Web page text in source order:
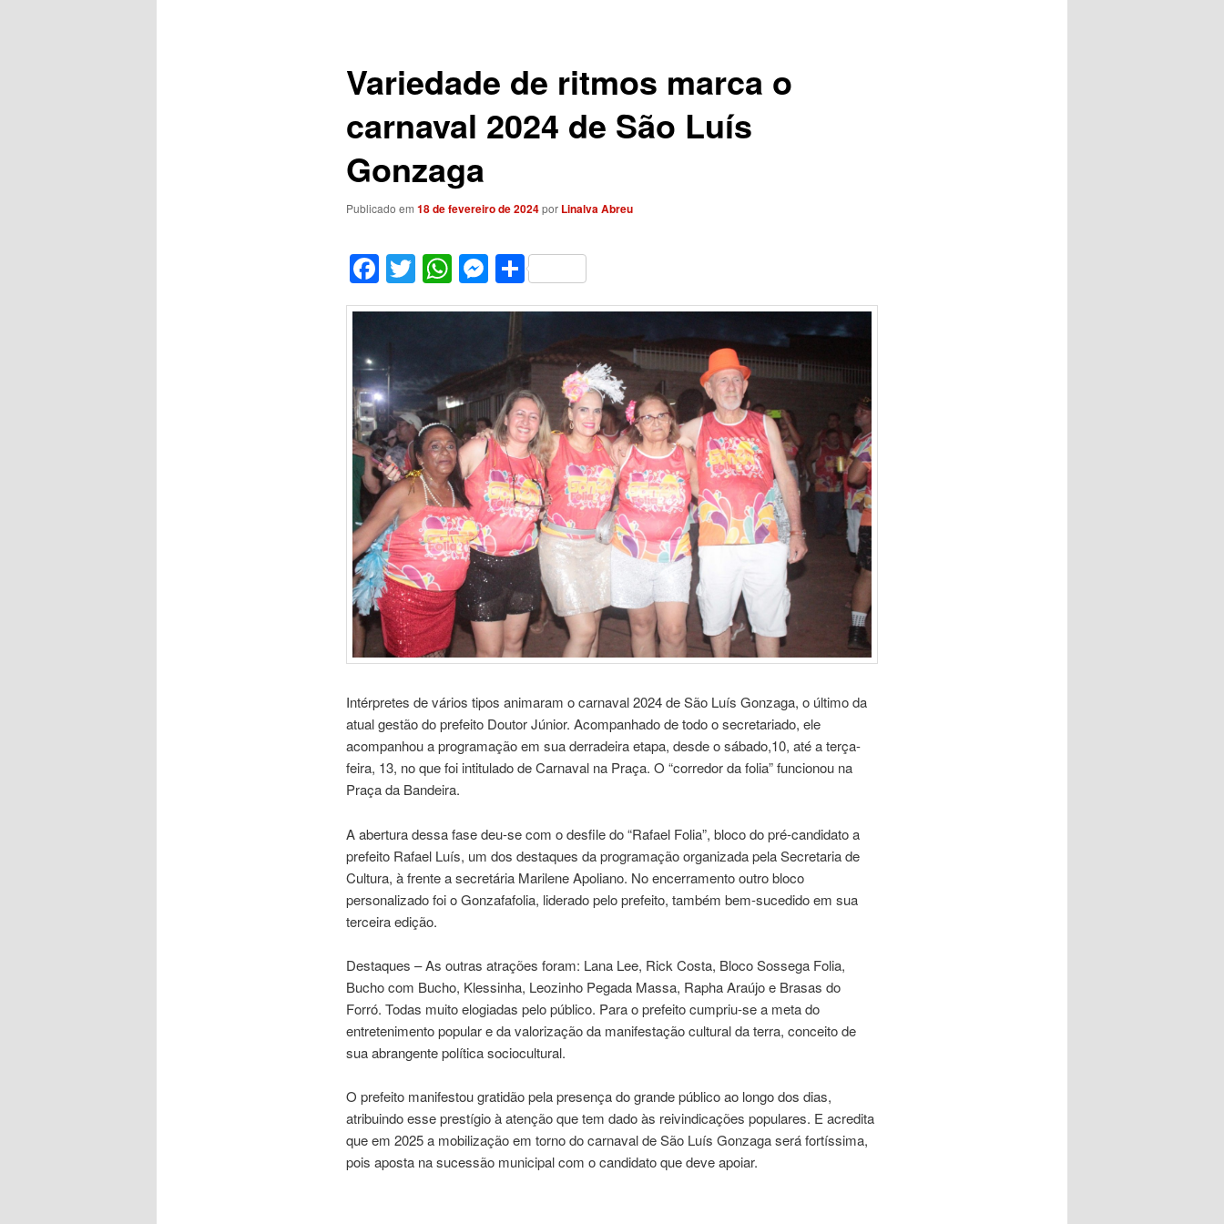
Variedade de ritmos marca o
carnaval 2024 de São Luís
Gonzaga
Publicado em 18 de fevereiro de 2024por Linalva Abreu
Facebook
Twitter
WhatsApp
Messenger
Share
Intérpretes de vários tipos animaram o carnaval 2024 de São Luís Gonzaga, o último da
atual gestão do prefeito Doutor Júnior. Acompanhado de todo o secretariado, ele
acompanhou a programação em sua derradeira etapa, desde o sábado,10, até a terça-
feira, 13, no que foi intitulado de Carnaval na Praça. O “corredor da folia” funcionou na
Praça da Bandeira.
A abertura dessa fase deu-se com o desfile do “Rafael Folia”, bloco do pré-candidato a
prefeito Rafael Luís, um dos destaques da programação organizada pela Secretaria de
Cultura, à frente a secretária Marilene Apoliano. No encerramento outro bloco
personalizado foi o Gonzafafolia, liderado pelo prefeito, também bem-sucedido em sua
terceira edição.
Destaques – As outras atrações foram: Lana Lee, Rick Costa, Bloco Sossega Folia,
Bucho com Bucho, Klessinha, Leozinho Pegada Massa, Rapha Araújo e Brasas do
Forró. Todas muito elogiadas pelo público. Para o prefeito cumpriu-se a meta do
entretenimento popular e da valorização da manifestação cultural da terra, conceito de
sua abrangente política sociocultural.
O prefeito manifestou gratidão pela presença do grande público ao longo dos dias,
atribuindo esse prestígio à atenção que tem dado às reivindicações populares. E acredita
que em 2025 a mobilização em torno do carnaval de São Luís Gonzaga será fortíssima,
pois aposta na sucessão municipal com o candidato que deve apoiar.